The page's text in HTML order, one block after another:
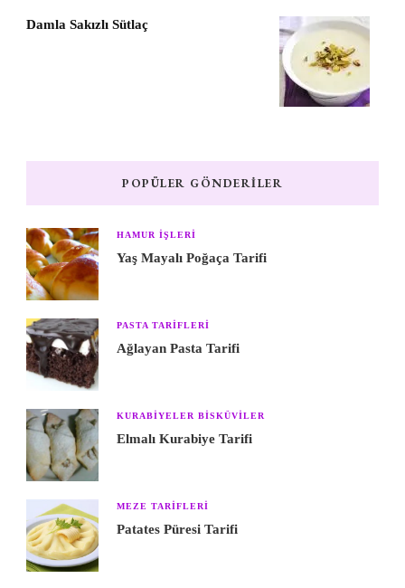
Damla Sakızlı Sütlaç
POPÜLER GÖNDERILER
HAMUR IŞLERI
Yaş Mayalı Poğaça Tarifi
PASTA TARIFLERI
Ağlayan Pasta Tarifi
KURABIYELER BISKÜVILER
Elmalı Kurabiye Tarifi
MEZE TARIFLERI
Patates Püresi Tarifi